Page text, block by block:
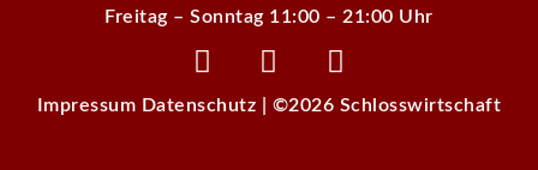
Freitag – Sonntag 11:00 – 21:00 Uhr
Impressum Datenschutz | ©2026 Schlosswirtschaft